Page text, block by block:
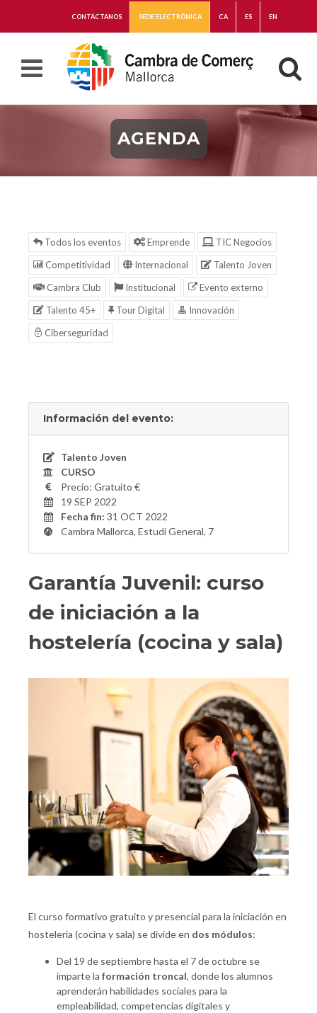
CONTÁCTANOS SEDE ELECTRÓNICA CA ES EN
AGENDA
Todos los eventos Emprende
TIC Negocios
Competitividad
Internacional
Talento Joven
Cambra Club
Institucional
Evento externo
Talento 45+
Tour Digital
Innovación
Ciberseguridad
Información del evento:
Talento Joven
CURSO
Precio: Gratuito €
19 SEP 2022
Fecha fin: 31 OCT 2022
Cambra Mallorca, Estudi General, 7
Garantía Juvenil: curso
de iniciación a la
hostelería (cocina y sala)
El curso formativo gratuito y presencial para la iniciación en
hostelería (cocina y sala) se divide en dos módulos:
Del 19 de septiembre hasta el 7 de octubre se
imparte la formación troncal, donde los alumnos
aprenderán habilidades sociales para la
empleabilidad, competencias digitales y